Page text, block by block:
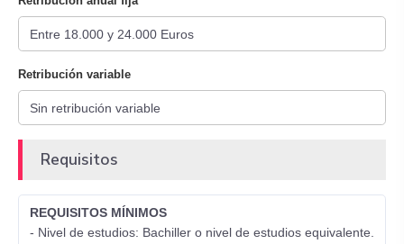
Retribución variable
Requisitos
REQUISITOS MÍNIMOS
- Nivel de estudios: Bachiller o nivel de estudios equivalente.